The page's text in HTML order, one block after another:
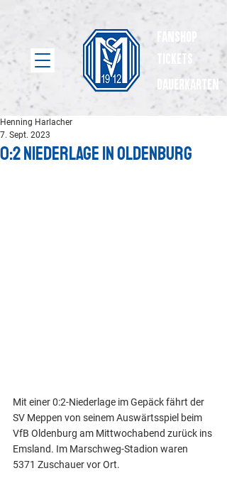
Fanshop
Tickets
dauerkarten
0:2 Niederlage in Oldenburg
Henning Harlacher
7. Sept. 2023
Mit einer 0:2-Niederlage im Gepäck fährt der
SV Meppen von seinem Auswärtsspiel beim
VfB Oldenburg am Mittwochabend zurück ins
Emsland. Im Marschweg-Stadion waren
5371 Zuschauer vor Ort.